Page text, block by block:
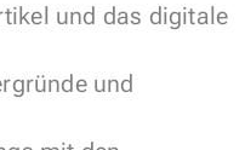
und das digitale
und